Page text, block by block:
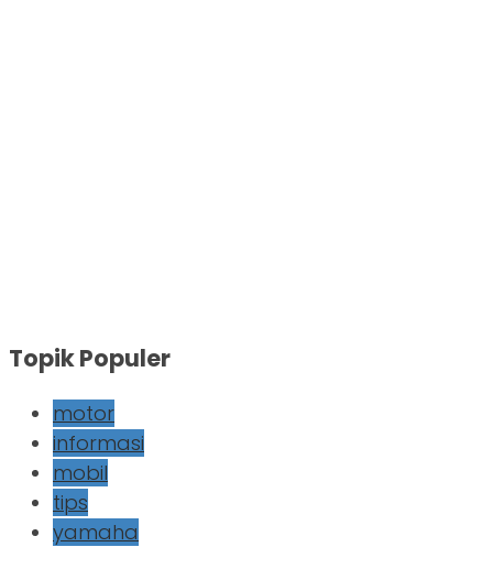
Topik Populer
motor
informasi
mobil
tips
yamaha